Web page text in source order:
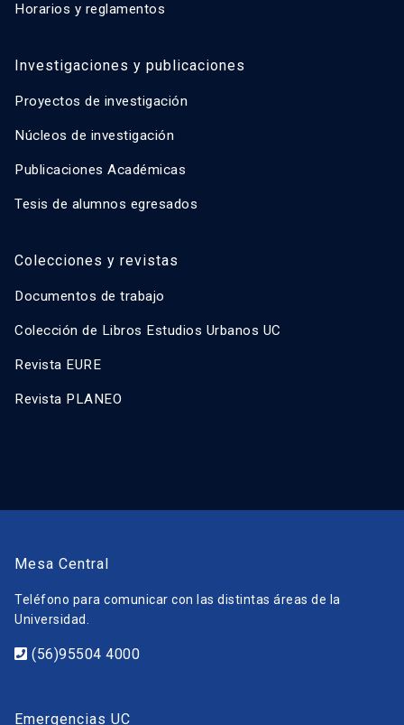
Horarios y reglamentos
Investigaciones y publicaciones
Proyectos de investigación
Núcleos de investigación
Publicaciones Académicas
Tesis de alumnos egresados
Colecciones y revistas
Documentos de trabajo
Colección de Libros Estudios Urbanos UC
Revista EURE
Revista PLANEO
Mesa Central
Teléfono para comunicar con las distintas áreas de la
Universidad.
(56)95504 4000
Emergencias UC